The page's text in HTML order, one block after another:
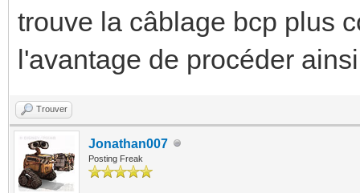
trouve la câblage bcp plus
l'avantage de procéder
Trouver
Jonathan007
Posting Freak